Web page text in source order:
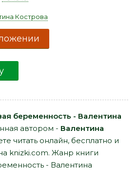
Кострова
беременность - Валентина
автором - Валентина
читать онлайн, бесплатно и
knizki.com. Жанр книги
- Валентина